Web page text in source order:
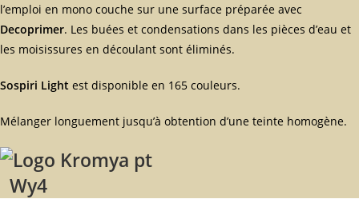
l’emploi en mono couche sur une surface préparée avec
Decoprimer. Les buées et condensations dans les pièces d’eau et
les moisissures en découlant sont éliminés.
Sospiri Light est disponible en 165 couleurs.
Mélanger longuement jusqu’à obtention d’une teinte homogène.
Wy4